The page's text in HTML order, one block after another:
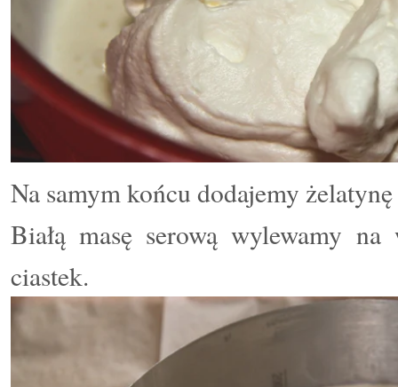
Na samym końcu dodajemy
Białą masę serową wylewamy
ciastek.